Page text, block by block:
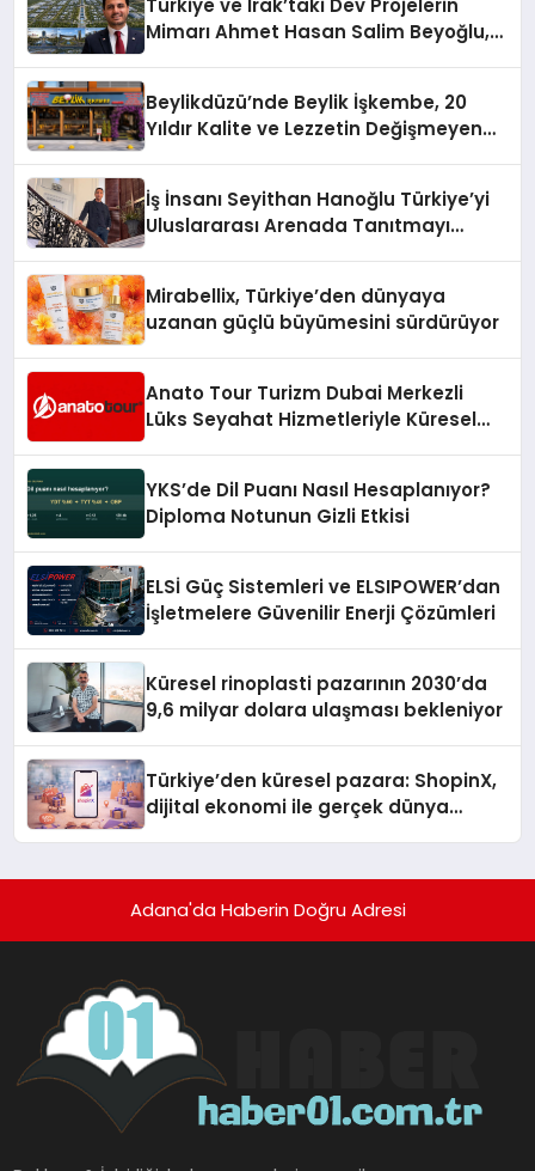
Türkiye ve Irak’taki Dev Projelerin
Mimarı Ahmet Hasan Salim Beyoğlu,
Hayata Geçirecek
Beylikdüzü’nde Beylik İşkembe, 20
Yıldır Kalite ve Lezzetin Değişmeyen
İş İnsanı Seyithan Hanoğlu Türkiye’yi
Uluslararası Arenada Tanıtmayı
Mirabellix, Türkiye’den dünyaya
uzanan güçlü büyümesini sürdürüyor
Anato Tour Turizm Dubai Merkezli
Lüks Seyahat Hizmetleriyle Küresel
YKS’de Dil Puanı Nasıl Hesaplanıyor?
Diploma Notunun Gizli Etkisi
ELSİ Güç Sistemleri ve ELSIPOWER’dan
İşletmelere Güvenilir Enerji Çözümleri
Küresel rinoplasti pazarının 2030’da
9,6 milyar dolara ulaşması bekleniyor
Türkiye’den küresel pazara: ShopinX,
dijital ekonomi ile gerçek dünya
Adana'da Haberin Doğru Adresi